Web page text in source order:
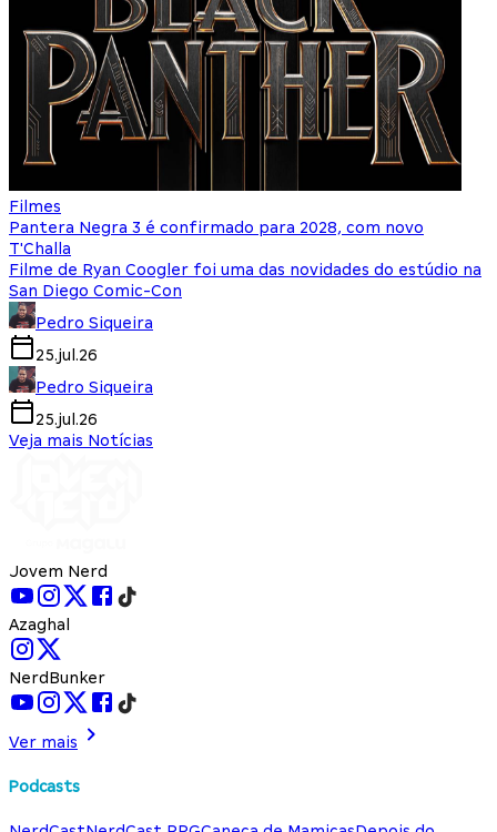
Filmes
Pantera Negra 3 é confirmado para 2028, com novo
T'Challa
Filme de Ryan Coogler foi uma das novidades do estúdio na
San Diego Comic-Con
Pedro Siqueira
25.jul.26
Pedro Siqueira
25.jul.26
Veja mais Notícias
Jovem Nerd
Azaghal
NerdBunker
Ver mais
Podcasts